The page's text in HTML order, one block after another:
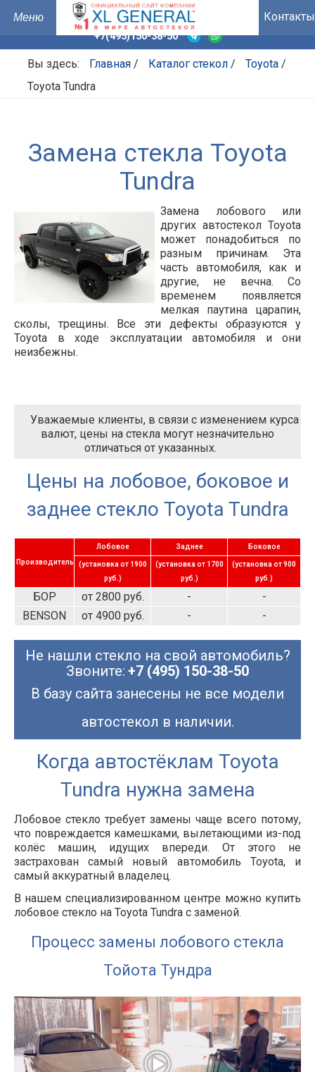
Контакты
+7(495)150-38-50
Вы здесь: Главная / Каталог стекол / Toyota /
Toyota Tundra
Замена стекла Toyota
Tundra
Замена лобового или
других автостекол Toyota
может понадобиться по
разным причинам. Эта
часть автомобиля, как и
другие, не вечна. Со
временем появляется
мелкая паутина царапин,
сколы, трещины. Все эти дефекты образуются у
Toyota в ходе эксплуатации автомобиля и они
неизбежны.
Уважаемые клиенты, в связи с изменением курса
валют, цены на стекла могут незначительно
отличаться от указанных.
Цены на лобовое, боковое и
заднее стекло Toyota Tundra
Производитель
Лобовое Заднее Боковое
(установка от 1900
руб.)
(установка от 1700
руб.)
(установка от 900
руб.)
БОР от 2800 руб. -
-
BENSON
от 4900 руб. - -
Не нашли стекло на свой автомобиль?
Звоните: +7 (495) 150-38-50
В базу сайта занесены не все модели
автостекол в наличии.
Когда автостёклам Toyota
Tundra нужна замена
Лобовое стекло требует замены чаще всего потому,
что повреждается камешками, вылетающими из-под
колёс машин, идущих впереди. От этого не
застрахован самый новый автомобиль Toyota, и
самый аккуратный владелец.
В нашем специализированном центре можно купить
лобовое стекло на Toyota Tundra с заменой.
Процесс замены лобового стекла
Тойота Тундра